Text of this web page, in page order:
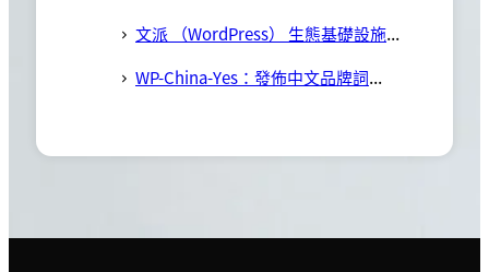
文派 （WordPress） 生態基礎設施計劃，開源項目簡介
WP-China-Yes：發佈中文品牌詞——「文派葉子